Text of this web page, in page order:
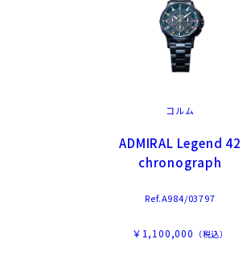
コルム
ADMIRAL Legend 42
chronograph
Ref.A984/03797
￥1,100,000 （税込）